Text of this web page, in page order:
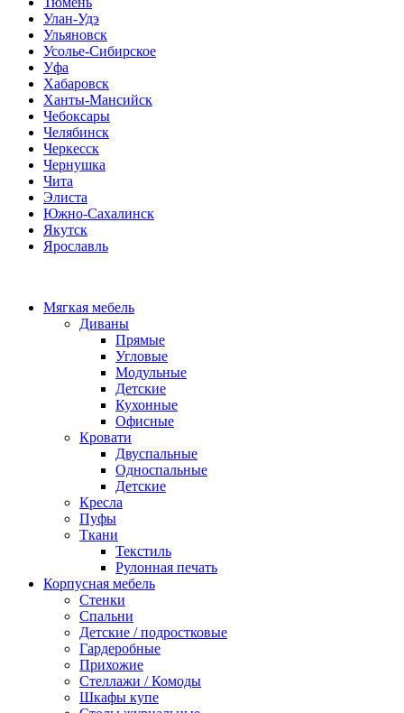
Улан-Удэ
Ульяновск
Усолье-Сибирское
Уфа
Хабаровск
Ханты-Мансийск
Чебоксары
Челябинск
Черкесск
Чернушка
Чита
Элиста
Южно-Сахалинск
Якутск
Ярославль
Мягкая мебель
Диваны
Прямые
Угловые
Модульные
Детские
Кухонные
Офисные
Кровати
Двуспальные
Односпальные
Детские
Кресла
Пуфы
Ткани
Текстиль
Рулонная печать
Корпусная мебель
Стенки
Спальни
Детские / подростковые
Гардеробные
Прихожие
Стеллажи / Комоды
Шкафы купе